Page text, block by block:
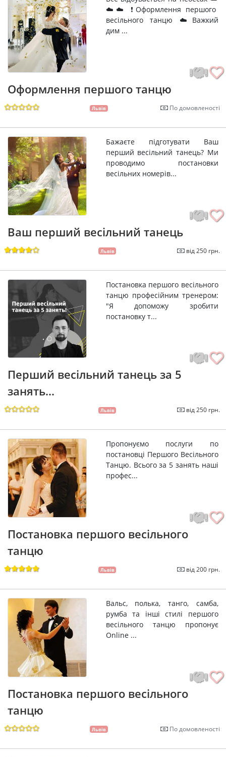
☁️☁️ ❗Оформлення першого
весільного танцю ☁️Важкий
дим ...
Оформлення першого танцю
Львів По домовленості
Бажаєте підготувати Ваш
перший весільний танець? Ми
проводимо постановки
весільних номерів...
Ваш перший весільний танець
Львів від 250 грн.
Постановка першого весільного
танцю професійним тренером:
"Я допоможу зробити
постановку т...
Перший весільний танець за 5
занять...
Львів від 250 грн.
Пропонуємо послуги по
постановці Першого Весільного
Танцю. Всього за 5 занять наші
профес...
Постановка першого весільного
танцю
Львів від 200 грн.
Вальс, полька, танго, самба,
румба та інші стилі першого
весільного танцю пропонує
Online ...
Постановка першого весільного
танцю
Львів По домовленості